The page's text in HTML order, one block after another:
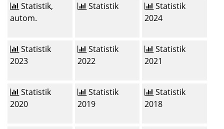
Statistik,
autom.
Statistik
Statistik
2024
Statistik
2023
Statistik
2022
Statistik
2021
Statistik
2020
Statistik
2019
Statistik
2018